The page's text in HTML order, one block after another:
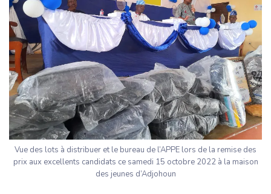
Vue des lots à distribuer et le bureau de l’APPE lors de la remise des
prix aux excellents candidats ce samedi 15 octobre 2022 à la maison
des jeunes d’Adjohoun